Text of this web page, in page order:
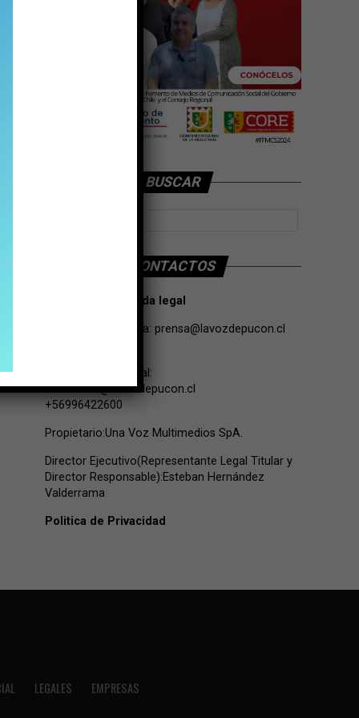
BUSCAR
CONTACTOS
Tarifas Propaganda legal
Contacto de Prensa: prensa@lavozdepucon.cl
Contacto Comercial:
comercial@lavozdepucon.cl
+56996422600
Propietario:Una Voz Multimedios SpA.
Director Ejecutivo(Representante Legal Titular y
Director Responsable):Esteban Hernández
Valderrama
Politica de Privacidad
LEGALES EMPRESAS